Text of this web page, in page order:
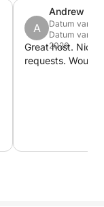
A
Andrew
Datum van
Datum van
2026
Great host. Nice trip tailored to our
requests.